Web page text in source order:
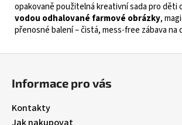
opakovaně použitelná kreativní sada pro děti
vodou odhalované farmové obrázky,
přenosné balení – čistá, mess‑free zábava na
Informace pro vás
Kontakty